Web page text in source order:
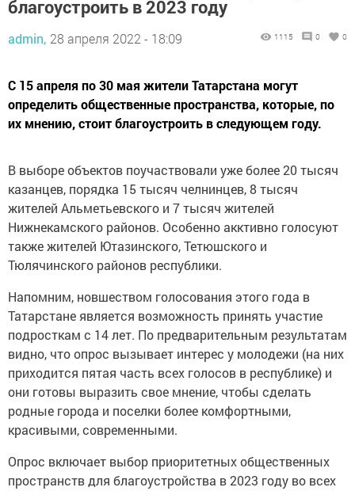
благоустроить в 2023 году
admin, 28 апреля 2022 - 18:09 1115 0 0
С 15 апреля по 30 мая жители Татарстана могут
определить общественные пространства, которые, по
их мнению, стоит благоустроить в следующем году.
В выборе объектов поучаствовали уже более 20 тысяч
казанцев, порядка 15 тысяч челнинцев, 8 тысяч
жителей Альметьевского и 7 тысяч жителей
Нижнекамского районов. Особенно акктивно голосуют
также жителей Ютазинского, Тетюшского и
Тюлячинского районов республики.
Напомним, новшеством голосования этого года в
Татарстане является возможность принять участие
подросткам с 14 лет. По предварительным результатам
видно, что опрос вызывает интерес у молодежи (на них
приходится пятая часть всех голосов в республике) и
они готовы выразить свое мнение, чтобы сделать
родные города и поселки более комфортными,
красивыми, современными.
Опрос включает выбор приоритетных общественных
пространств для благоустройства в 2023 году во всех